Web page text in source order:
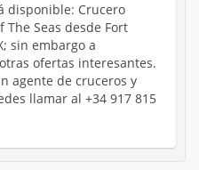
disponible: Crucero
The Seas desde Fort
sin embargo a
ofertas interesantes.
agente de cruceros y
llamar al +34 917 815